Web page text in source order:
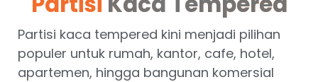
Partisi kaca tempered kini menjadi pilihan
populer untuk rumah, kantor, cafe, hotel,
apartemen, hingga bangunan komersial